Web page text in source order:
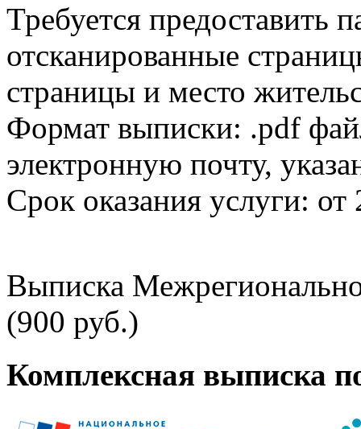
Требуется предоставить
отсканированные
страницы и место
Формат выписки: .pdf
электронную почту,
Срок оказания услуги: от
Выписка
(900 руб.)
Комплексная выписка